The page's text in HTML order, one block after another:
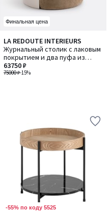
Финальная цена
LA REDOUTE INTERIEURS
Журнальный столик с лаковым
покрытием и два пуфа из
текстурированной ткани, JEN
/ ДЖЕН
75000 ₽-15%
63750 ₽
-55% по коду 5525